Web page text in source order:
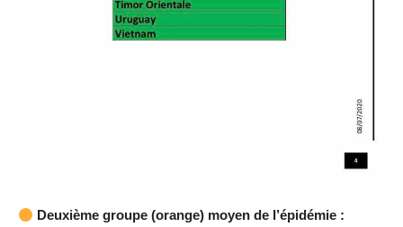
Deuxième groupe (orange) moyen de l’épidémie :